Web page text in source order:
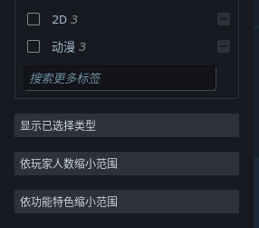
2D 3
动漫 3
卡通风格
可爱 3
2D 平台
手绘 3
动作
显示已选择类型
依玩家人数缩小范围
依功能特色缩小范围
3 个匹配的搜索结果。